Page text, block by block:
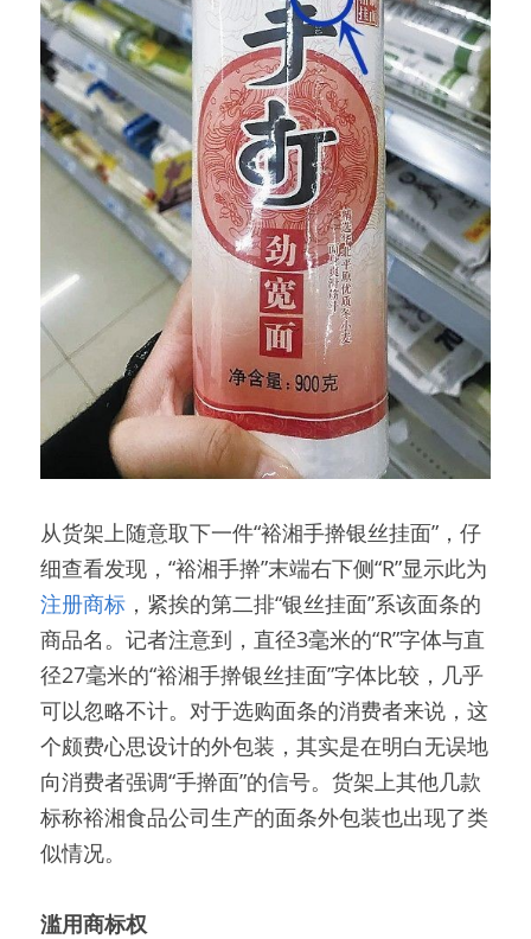
从货架上随意取下一件“裕湘手擀银丝挂面”，仔
细查看发现，“裕湘手擀”末端右下侧“R”显示此为
注册商标 ，紧挨的第二排“银丝挂面”系该面条的
商品名。记者注意到，直径3毫米的“R”字体与直
径27毫米的“裕湘手擀银丝挂面”字体比较，几乎
可以忽略不计。对于选购面条的消费者来说，这
个颇费心思设计的外包装，其实是在明白无误地
向消费者强调“手擀面”的信号。货架上其他几款
标称裕湘食品公司生产的面条外包装也出现了类
似情况。
滥用商标权